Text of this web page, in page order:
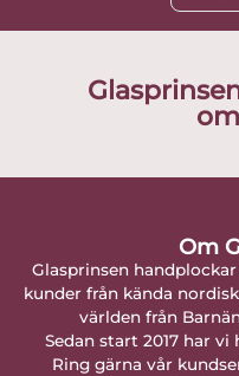
Om
Glasprinsen
kunder från kända
världen från
Sedan start 2017 har
Ring gärna vår